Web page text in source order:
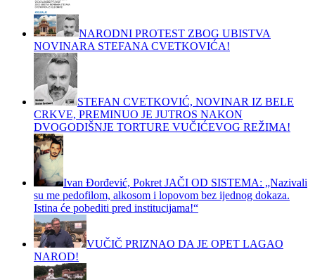
NARODNI PROTEST ZBOG UBISTVA
NOVINARA STEFANA CVETKOVIĆA!
STEFAN CVETKOVIĆ, NOVINAR IZ BELE
CRKVE, PREMINUO JE JUTROS NAKON
DVOGODIŠNJE TORTURE VUČIĆEVOG REŽIMA!
Ivan Đorđević, Pokret JAČI OD SISTEMA: „Nazivali
su me pedofilom, alkosom i lopovom bez ijednog dokaza.
Istina će pobediti pred institucijama!“
VUČIČ PRIZNAO DA JE OPET LAGAO
NAROD!